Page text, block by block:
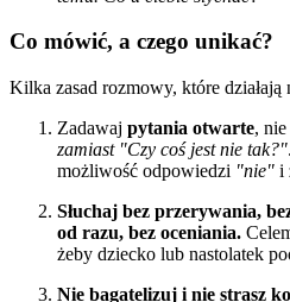
Co mówić, a czego unikać?
Kilka zasad rozmowy, które
Zadawaj pytania otwarte,
zamiast "Czy coś jest nie tak?"
możliwość odpowiedzi "nie" i
Słuchaj bez przerywania,
od razu, bez oceniania.
żeby dziecko lub nastolatek
Nie bagatelizuj i nie strasz